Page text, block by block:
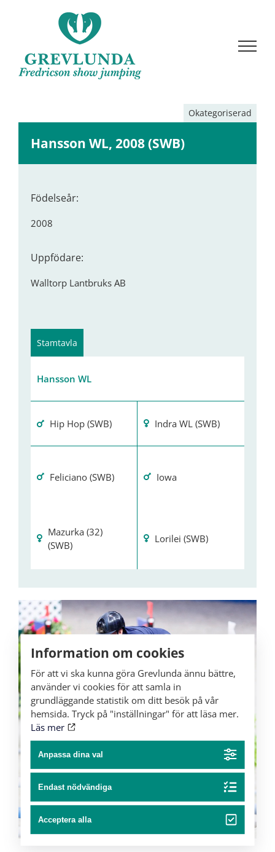
Okategoriserad
Hansson WL, 2008 (SWB)
Födelseår:
2008
Uppfödare:
Walltorp Lantbruks AB
Stamtavla
Hansson WL
Hip Hop (SWB) Indra WL (SWB)
Feliciano (SWB)
Mazurka (32)
(SWB)
Iowa
Lorilei (SWB)
Information om cookies
För att vi ska kunna göra Grevlunda ännu bättre,
använder vi cookies för att samla in
grundläggande statistik om ditt besök på vår
hemsida. Tryck på "inställningar" för att läsa mer.
Läs mer
Anpassa dina val
Endast nödvändiga
Acceptera alla